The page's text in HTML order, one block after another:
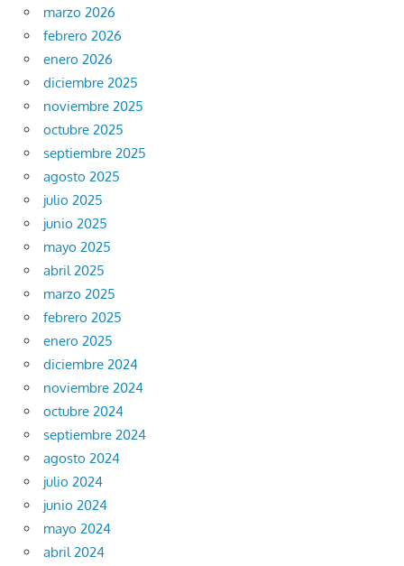
marzo 2026
febrero 2026
enero 2026
diciembre 2025
noviembre 2025
octubre 2025
septiembre 2025
agosto 2025
julio 2025
junio 2025
mayo 2025
abril 2025
marzo 2025
febrero 2025
enero 2025
diciembre 2024
noviembre 2024
octubre 2024
septiembre 2024
agosto 2024
julio 2024
junio 2024
mayo 2024
abril 2024